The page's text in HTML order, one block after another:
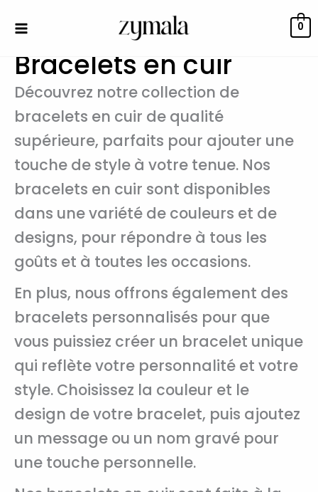
0
Bracelets en cuir
Découvrez notre collection de
bracelets en cuir de qualité
supérieure, parfaits pour ajouter une
touche de style à votre tenue. Nos
bracelets en cuir sont disponibles
dans une variété de couleurs et de
designs, pour répondre à tous les
goûts et à toutes les occasions.
En plus, nous offrons également des
bracelets personnalisés pour que
vous puissiez créer un bracelet unique
qui reflète votre personnalité et votre
style. Choisissez la couleur et le
design de votre bracelet, puis ajoutez
un message ou un nom gravé pour
une touche personnelle.